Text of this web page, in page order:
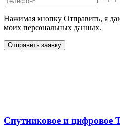
Нажимая кнопку Отправить, я
моих персональных данных.
Отправить заявку
Спутниковое и цифровое